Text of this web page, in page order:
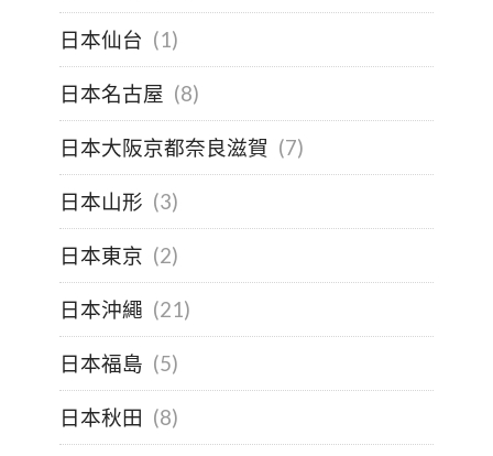
日本仙台 (1)
日本名古屋 (8)
日本大阪京都奈良滋賀 (7)
日本山形 (3)
日本東京 (2)
日本沖繩 (21)
日本福島 (5)
日本秋田 (8)